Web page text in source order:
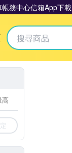
帳務中心信箱App下載
Yahoo拍賣